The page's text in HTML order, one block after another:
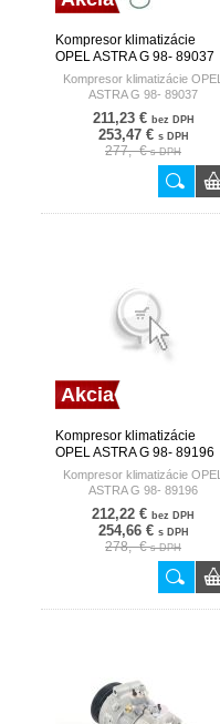
Kompresor klimatizácie
OPEL ASTRA G 98- 89037
NISSENS DENMARK
Kompresor klimatizácie OPEL
ASTRA G 98- 89037
211,23 € bez DPH
253,47 € s DPH
277,- €s DPH
Akcia
Kompresor klimatizácie
OPEL ASTRA G 98- 89196
NISSENS DENMARK
Kompresor klimatizácie OPEL
ASTRA G 98- 89196
212,22 € bez DPH
254,66 € s DPH
278,- €s DPH